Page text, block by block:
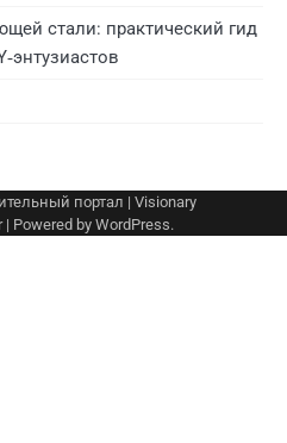
стали: практический гид
портал | Visionary
| Powered by WordPress.